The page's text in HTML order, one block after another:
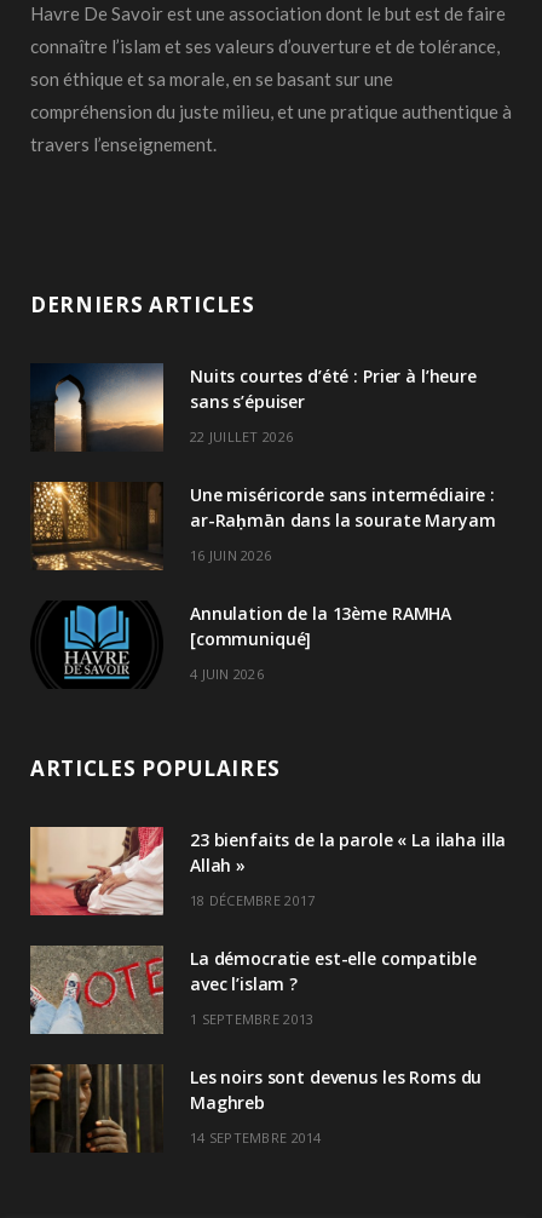
Havre De Savoir est une association dont le but est de faire
connaître l’islam et ses valeurs d’ouverture et de tolérance,
son éthique et sa morale, en se basant sur une
compréhension du juste milieu, et une pratique authentique à
travers l’enseignement.
DERNIERS ARTICLES
Nuits courtes d’été : Prier à l’heure
sans s’épuiser
22 JUILLET 2026
Une miséricorde sans intermédiaire :
ar-Raḥmān dans la sourate Maryam
16 JUIN 2026
Annulation de la 13ème RAMHA
[communiqué]
4 JUIN 2026
ARTICLES POPULAIRES
23 bienfaits de la parole « La ilaha illa
Allah »
18 DÉCEMBRE 2017
La démocratie est-elle compatible
avec l’islam ?
1 SEPTEMBRE 2013
Les noirs sont devenus les Roms du
Maghreb
14 SEPTEMBRE 2014